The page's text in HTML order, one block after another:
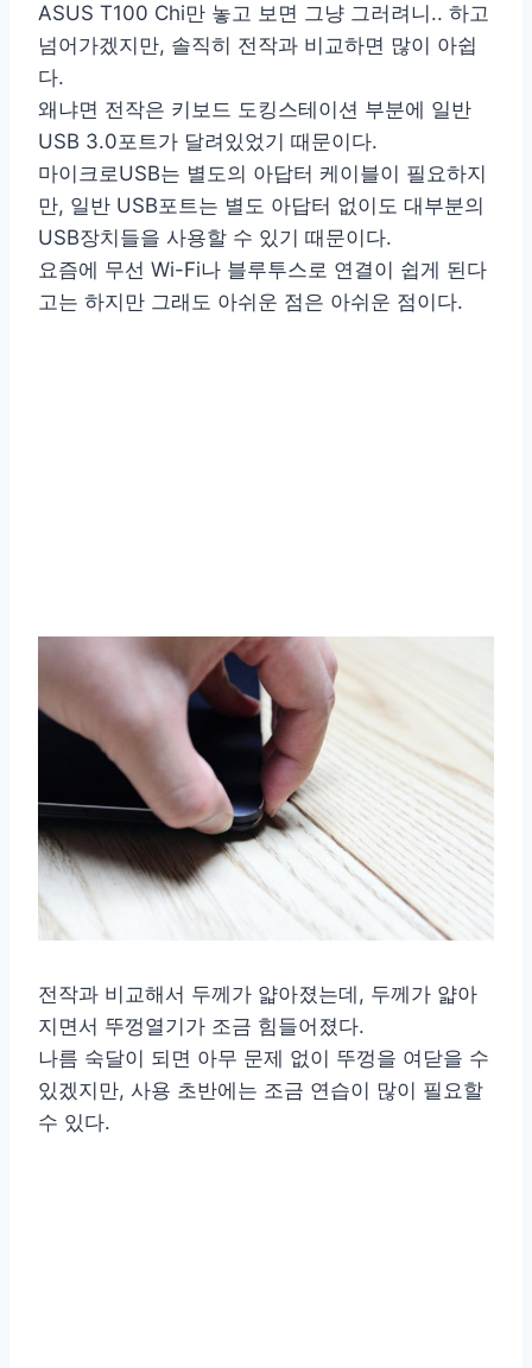
ASUS T100 Chi만 놓고 보면 그냥 그러려니.. 하고
넘어가겠지만, 솔직히 전작과 비교하면 많이 아쉽
다.
왜냐면 전작은 키보드 도킹스테이션 부분에 일반
USB 3.0포트가 달려있었기 때문이다.
마이크로USB는 별도의 아답터 케이블이 필요하지
만, 일반 USB포트는 별도 아답터 없이도 대부분의
USB장치들을 사용할 수 있기 때문이다.
요즘에 무선 Wi-Fi나 블루투스로 연결이 쉽게 된다
고는 하지만 그래도 아쉬운 점은 아쉬운 점이다.
전작과 비교해서 두께가 얇아졌는데, 두께가 얇아
지면서 뚜껑열기가 조금 힘들어졌다.
나름 숙달이 되면 아무 문제 없이 뚜껑을 여닫을 수
있겠지만, 사용 초반에는 조금 연습이 많이 필요할
수 있다.